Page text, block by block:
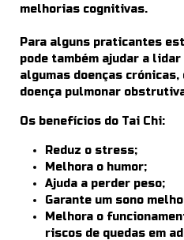
melhorias cognitivas.
Para alguns praticantes
pode também ajudar a
algumas doenças
doença pulmonar
Os benefícios do Tai Chi:
Reduz o stress;
Melhora o humor;
Ajuda a perder peso;
Garante um sono
Melhora o
riscos de quedas em